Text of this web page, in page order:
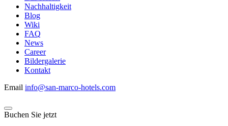
Nachhaltigkeit
Blog
Wiki
FAQ
News
Career
Bildergalerie
Kontakt
Email info@san-marco-hotels.com
Buchen Sie jetzt